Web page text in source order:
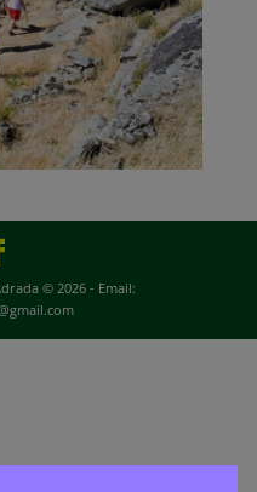
© 2026 - Email: